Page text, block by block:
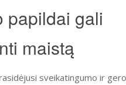
papildai gali
maistą
sveikatingumo ir